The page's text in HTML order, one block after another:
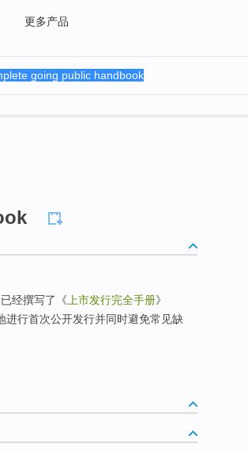
更多产品
经撰写了《 上市发行完全手册》
进行首次公开发行并同时避免常见缺